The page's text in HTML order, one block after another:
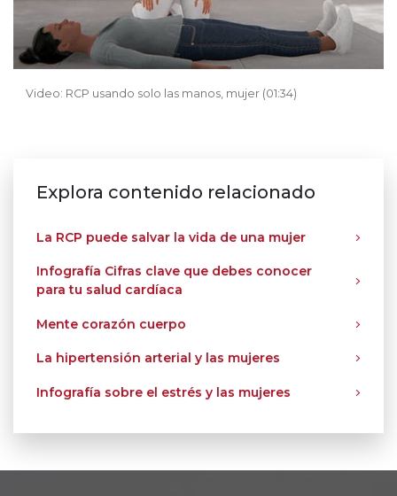
Video: RCP usando solo las manos, mujer (01:34)
Explora contenido relacionado
La RCP puede salvar la vida de una mujer
Infografía Cifras clave que debes conocer
para tu salud cardíaca
Mente corazón cuerpo
La hipertensión arterial y las mujeres
Infografía sobre el estrés y las mujeres